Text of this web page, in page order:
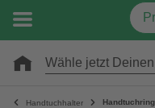
Wähle jetzt
Handtuchhalter